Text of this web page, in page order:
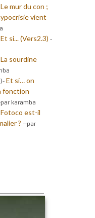
Le mur du con ;
vient
Et si... (Vers2.3) -
La sourdine
)- Et si… on
fonction
karamba
Fotoco est-il
? --par